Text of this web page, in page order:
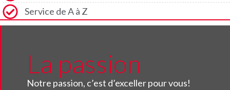
Service de A à Z
La passion
Notre passion, c’est d’exceller pour vous!